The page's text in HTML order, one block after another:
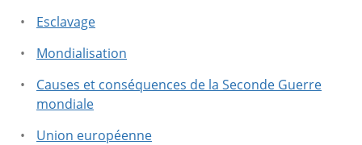
Esclavage
Mondialisation
Causes et conséquences de la Seconde Guerre
mondiale
Union européenne